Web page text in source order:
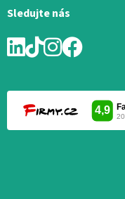
Sledujte nás